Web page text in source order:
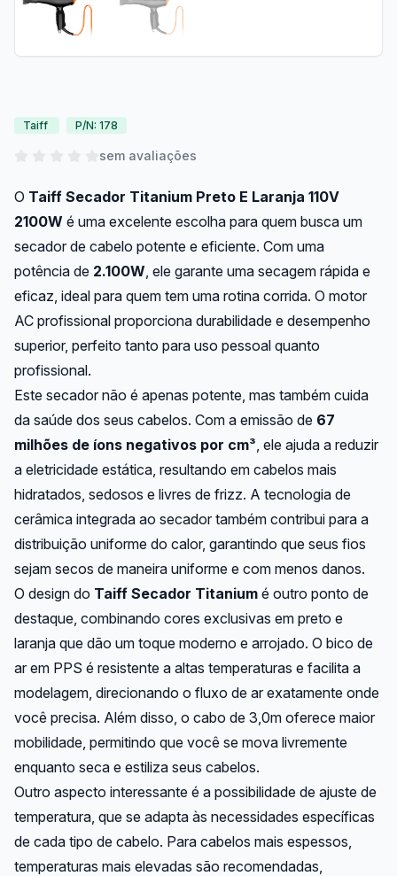
Taiff P/N: 178
sem avaliações
O Taiff Secador Titanium Preto E Laranja 110V
2100W é uma excelente escolha para quem busca um
secador de cabelo potente e eficiente. Com uma
potência de 2.100W, ele garante uma secagem rápida e
eficaz, ideal para quem tem uma rotina corrida. O motor
AC profissional proporciona durabilidade e desempenho
superior, perfeito tanto para uso pessoal quanto
profissional.
Este secador não é apenas potente, mas também cuida
da saúde dos seus cabelos. Com a emissão de 67
milhões de íons negativos por cm³, ele ajuda a reduzir
a eletricidade estática, resultando em cabelos mais
hidratados, sedosos e livres de frizz. A tecnologia de
cerâmica integrada ao secador também contribui para a
distribuição uniforme do calor, garantindo que seus fios
sejam secos de maneira uniforme e com menos danos.
O design do Taiff Secador Titanium é outro ponto de
destaque, combinando cores exclusivas em preto e
laranja que dão um toque moderno e arrojado. O bico de
ar em PPS é resistente a altas temperaturas e facilita a
modelagem, direcionando o fluxo de ar exatamente onde
você precisa. Além disso, o cabo de 3,0m oferece maior
mobilidade, permitindo que você se mova livremente
enquanto seca e estiliza seus cabelos.
Outro aspecto interessante é a possibilidade de ajuste de
temperatura, que se adapta às necessidades específicas
de cada tipo de cabelo. Para cabelos mais espessos,
temperaturas mais elevadas são recomendadas,